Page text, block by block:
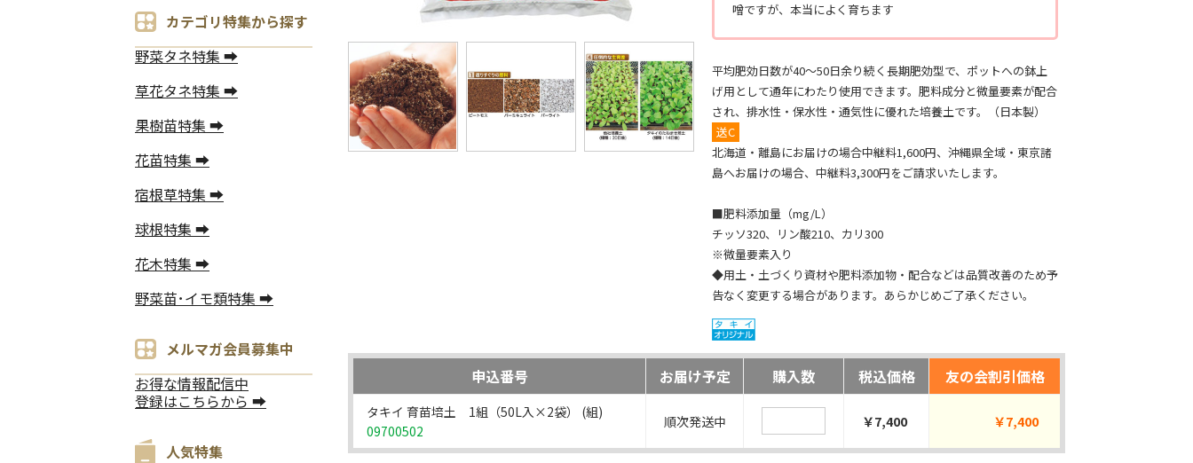
カテゴリ特集から探す
野菜タネ特集 ➡
草花タネ特集 ➡
果樹苗特集 ➡
花苗特集 ➡
宿根草特集 ➡
球根特集 ➡
花木特集 ➡
野菜苗･イモ類特集 ➡
メルマガ会員募集中
お得な情報配信中
登録はこちらから ➡
人気特集
噌ですが、本当によく育ちます
平均肥効日数が40～50日余り続く長期肥効型で、ポットへの鉢上
げ用として通年にわたり使用できます。肥料成分と微量要素が配合
され、排水性・保水性・通気性に優れた培養土です。（日本製）
送C
北海道・離島にお届けの場合中継料1,600円、沖縄県全域・東京諸
島へお届けの場合、中継料3,300円をご請求いたします。
■肥料添加量（mg/L）
チッソ320、リン酸210、カリ300
※微量要素入り
◆用土・土づくり資材や肥料添加物・配合などは品質改善のため予
告なく変更する場合があります。あらかじめご了承ください。
申込番号 お届け予定 購入数 税込価格 友の会割引価格
タキイ 育苗培土 1組（50L入×2袋） (組)
09700502
順次発送中 ￥7,400 ￥7,400